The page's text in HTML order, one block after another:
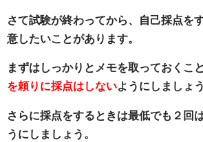
さて試験が終わってから、自己採点を
意したいことがあります。
まずはしっかりとメモを取っておくこと
を頼りに採点はしないようにしましょう
さらに採点をするときは最低でも２回
うにしましょう。